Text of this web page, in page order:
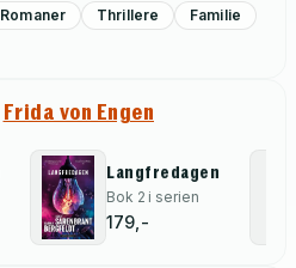
Romaner Thrillere
Familie
Frida von Engen
Langfredagen
Bok 2 i serien
179,-